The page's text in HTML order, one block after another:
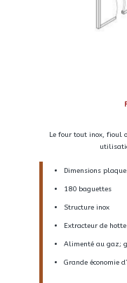
Le four tout inox, fioul
Dimensions
180 baguettes
Structure inox
Extracteur de
Alimenté au gaz;
Grande économie